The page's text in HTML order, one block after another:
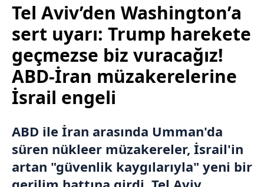
Tel Aviv’den Washington’a
sert uyarı: Trump harekete
geçmezse biz vuracağız!
ABD-İran müzakerelerine
İsrail engeli
ABD ile İran arasında Umman'da
süren nükleer müzakereler, İsrail'in
artan "güvenlik kaygılarıyla" yeni bir